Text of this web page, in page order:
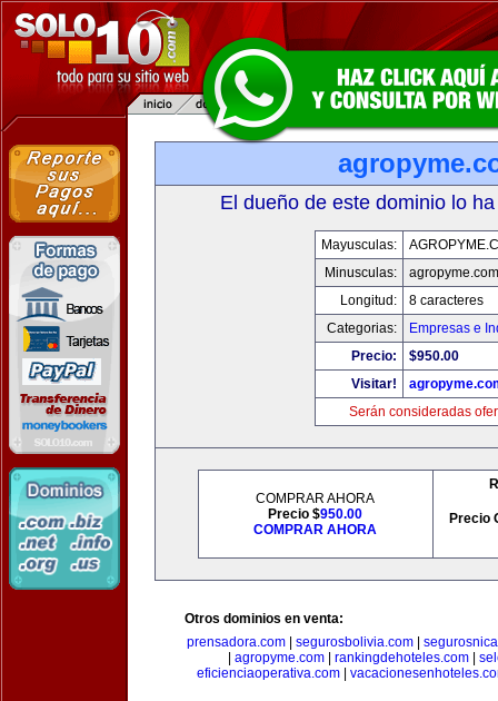
El dueño de este dominio lo
Mayusculas:
Minusculas:
agropyme.com
Longitud:
8 caracteres
Categorias:
Empresas e
Precio:
$950.00
Visitar!
Serán consideradas
COMPRAR AHORA
Precio $950.00
COMPRAR AHORA
Precio
Otros dominios en venta:
prensadora.com| segurosbolivia.com|
agropyme.com| rankingdehoteles.com|
eficienciaoperativa.com